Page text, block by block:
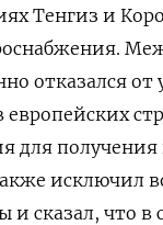
⁠Тенгиз и
отказался ‌от
для
исключил
и сказал, ‌что в